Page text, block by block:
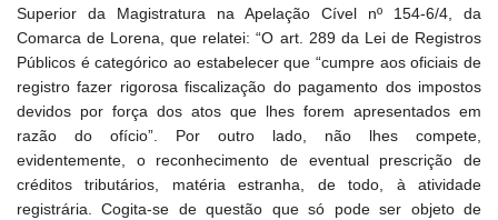
Superior da Magistratura na Apelação Cível nº 154-6/4, da
Comarca de Lorena, que relatei: “O art. 289 da Lei de Registros
Públicos é categórico ao estabelecer que “cumpre aos oficiais de
registro fazer rigorosa fiscalização do pagamento dos impostos
devidos por força dos atos que lhes forem apresentados em
razão do ofício”. Por outro lado, não lhes compete,
evidentemente, o reconhecimento de eventual prescrição de
créditos tributários, matéria estranha, de todo, à atividade
registrária. Cogita-se de questão que só pode ser objeto de